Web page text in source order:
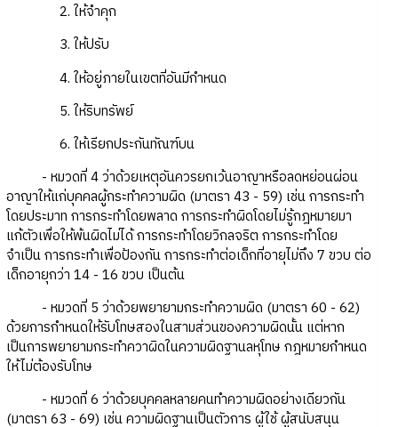
2. ให้จำคุก
3. ให้ปรับ
4. ให้อยู่ภายในเขตที่อันมีกำหนด
5. ให้ริบทรัพย์
6. ให้เรียกประกันทัณฑ์บน
- หมวดที่ 4 ว่าด้วยเหตุอันควรยกเว้นอาญาหรือลดหย่อนผ่อน
อาญาให้แก่บุคคลผู้กระทำความผิด (มาตรา 43 - 59) เช่น การกระทำ
โดยประมาท การกระทำโดยพลาด การกระทำผิดโดยไม่รู้กฎหมายมา
แก้ตัวเพื่อให้พ้นผิดไม่ได้ การกระทำโดยวิกลจริต การกระทำโดย
จำเป็น การกระทำเพื่อป้องกัน การกระทำต่อเด็กที่อายุไม่ถึง 7 ขวบ ต่อ
เด็กอายุกว่า 14 - 16 ขวบ เป็นต้น
- หมวดที่ 5 ว่าด้วยพยายามกระทำความผิด (มาตรา 60 - 62)
ด้วยการกำหนดให้รับโทษสองในสามส่วนของความผิดนั้น แต่หาก
เป็นการพยายามกระทำควาผิดในความผิดฐานลหุโทษ กฎหมายกำหนด
ให้ไม่ต้องรับโทษ
- หมวดที่ 6 ว่าด้วยบุคคลหลายคนทำความผิดอย่างเดียวกัน
(มาตรา 63 - 69) เช่น ความผิดฐานเป็นตัวการ ผู้ใช้ ผู้สนับสนุน